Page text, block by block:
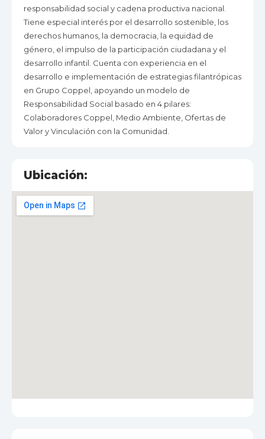
responsabilidad social y cadena productiva nacional.
Tiene especial interés por el desarrollo sostenible, los
derechos humanos, la democracia, la equidad de
género, el impulso de la participación ciudadana y el
desarrollo infantil. Cuenta con experiencia en el
desarrollo e implementación de estrategias filantrópicas
en Grupo Coppel, apoyando un modelo de
Responsabilidad Social basado en 4 pilares:
Colaboradores Coppel, Medio Ambiente, Ofertas de
Valor y Vinculación con la Comunidad.
Ubicación: